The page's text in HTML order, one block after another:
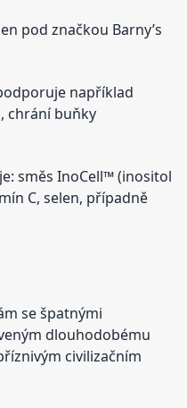
pod značkou Barny’s
například
chrání buňky
směs InoCell™ (inositol
C, selen, případně
se špatnými
dlouhodobému
civilizačním